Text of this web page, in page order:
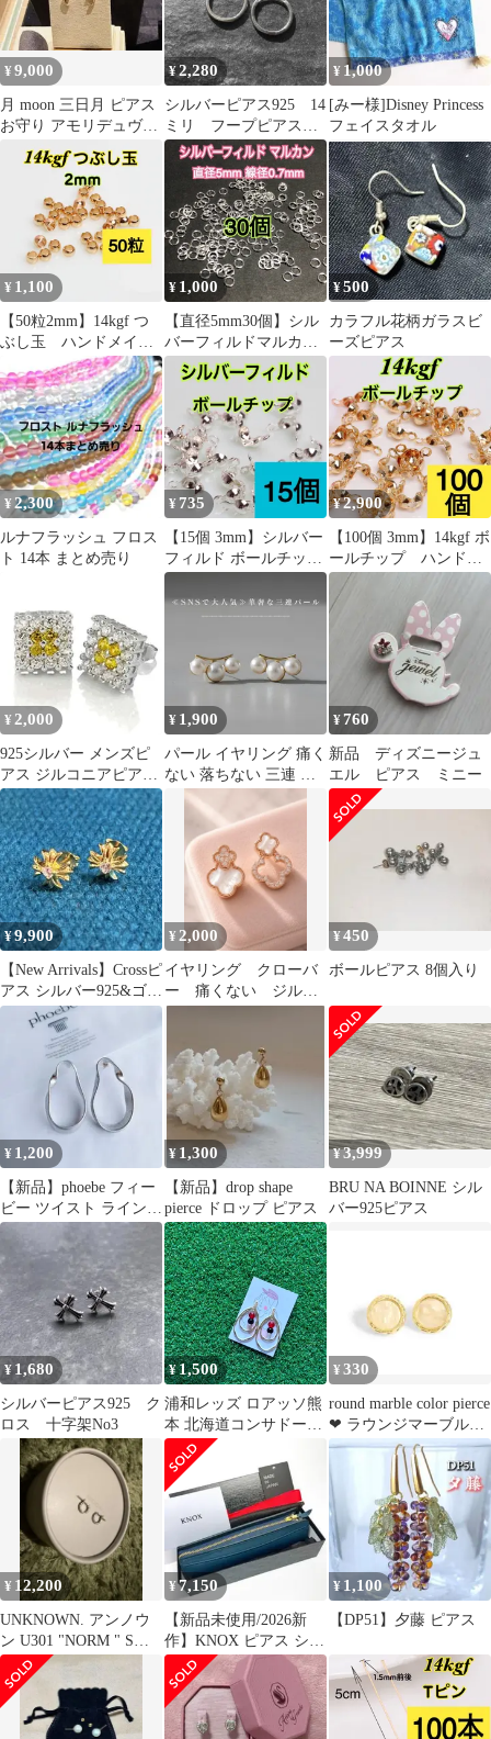
¥9,000
月 moon 三日月 ピアス
お守り アモリデュヴァ
ル オルセー美術館
パリ
¥2,280
シルバーピアス925 14
ミリ フープピアス
小ぶり シンプルアク
セサリーNo2
¥ 1,000
[みー様]Disney Princess
フェイスタオル
¥ 1,100
【50粒2mm】14kgf つ
ぶし玉 ハンドメイド
材料 アクセサリー作
りに（ピアス・ブレス
レット・ネックレス・
リング等）
¥ 1,000
【直径5mm30個】シル
バーフィルドマルカン
ハンドメイドアクセサ
リー作りに 丸カン 金属
アレルギー対応
¥500
カラフル花柄ガラスビ
ーズピアス
¥2,300
ルナフラッシュ フロス
ト 14本 まとめ売り
¥ 735
【15個 3mm】シルバー
フィルド ボールチッ
プ ハンドメイド材
料 アクセサリー作り
に（ピアス・ブレスレ
ング等）
¥2,900
【100個 3mm】14kgf ボ
ールチップ ハンドメ
イド材料 アクセサリ
ー作りに（ピアス・ブ
レスレット・ネックレ
ス・リング等）
¥ 2,000
925シルバー メンズピ
アス ジルコニアピアス
11MM(シルバーピア
ス）
¥ 1,900
パール イヤリング 痛く
ない 落ちない 三連 華
奢 上品 ゴールド シン
プル セレモニー フォー
マル デイリー 上品 エ
レガント 結婚式 通勤
¥760
新品 ディズニージュ
エル ピアス ミニー
¥9,900
【New Arrivals】Crossピ
アス シルバー925&ゴー
ルドプラテッド
¥2,000
イヤリング クローバ
ー 痛くない ジルコ
ニア 四つ葉 ピン
¥450
ボールピアス 8個入り
¥ 1,200
【新品】phoebe フィー
ビー ツイスト ライン
ピアス
¥ 1,300
【新品】drop shape
pierce ドロップ ピアス
¥3,999
BRU NA BOINNE シル
バー925ピアス
¥ 1,680
シルバーピアス925 ク
ロス 十字架No3
¥1,500
浦和レッズ ロアッソ熊
本 北海道コンサドーレ
札幌イメージチームカ
ラー 応援アクセサリー
ピアス イヤリング
¥ 330
round marble color pierce
❤︎ ラウンジマーブルピ
アス
¥ 12,200
UNKNOWN. アンノウ
ン U301 "NORM " S
PIERCE
¥7,150
【新品未使用/2026新
作】KNOX ピアス シュ
リンク ペンケース ネイ
ビー
¥ 1,100
【DP51】夕藤 ピアス